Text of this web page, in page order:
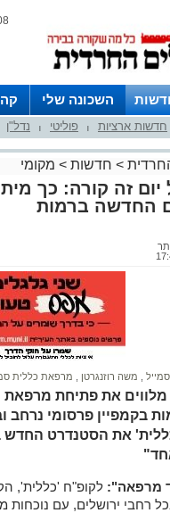
08 אוגוסט
השכונה שלי
חדשות ארציות פוליטי נדל"ן
> חדשות > מקומי
יום זה קורה: כך
החדשה ברמות
משה רוזנגרטן מרפאת כללית
מלווים את פתיחת
בקמפיין פרסומי
את הסטנדרט החדש
מרפאה": לקופ"ח 'כללית',
רחבי ירושלים, עם נוכחות